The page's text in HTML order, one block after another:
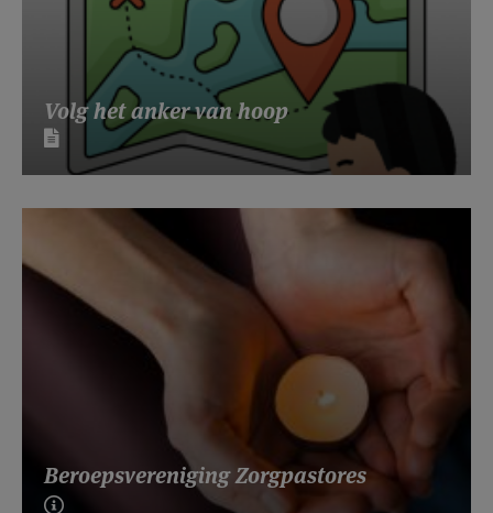
Volg het anker van hoop
Beroepsvereniging Zorgpastores